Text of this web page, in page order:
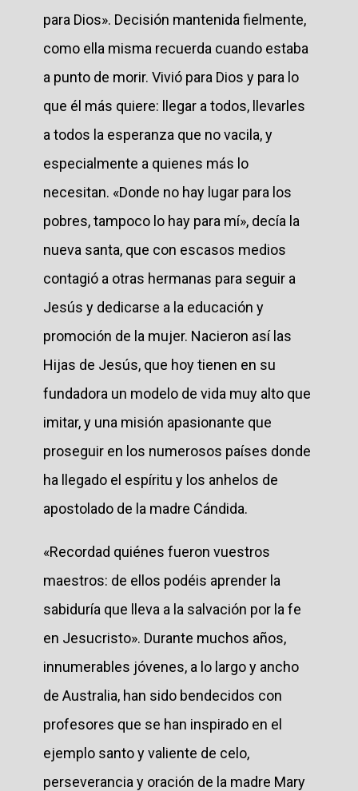
para Dios». Decisión mantenida fielmente,
como ella misma recuerda cuando estaba
a punto de morir. Vivió para Dios y para lo
que él más quiere: llegar a todos, llevarles
a todos la esperanza que no vacila, y
especialmente a quienes más lo
necesitan. «Donde no hay lugar para los
pobres, tampoco lo hay para mí», decía la
nueva santa, que con escasos medios
contagió a otras hermanas para seguir a
Jesús y dedicarse a la educación y
promoción de la mujer. Nacieron así las
Hijas de Jesús, que hoy tienen en su
fundadora un modelo de vida muy alto que
imitar, y una misión apasionante que
proseguir en los numerosos países donde
ha llegado el espíritu y los anhelos de
apostolado de la madre Cándida.
«Recordad quiénes fueron vuestros
maestros: de ellos podéis aprender la
sabiduría que lleva a la salvación por la fe
en Jesucristo». Durante muchos años,
innumerables jóvenes, a lo largo y ancho
de Australia, han sido bendecidos con
profesores que se han inspirado en el
ejemplo santo y valiente de celo,
perseverancia y oración de la madre Mary